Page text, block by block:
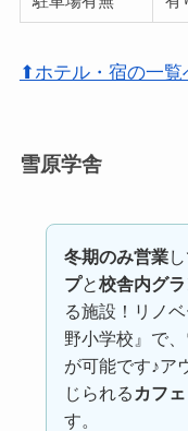
⬆ホテル・宿の一覧
雪原学舎
冬期のみ営業
プと校舎内グ
る施設！リノ
野小学校』で
が可能です♪ア
じられる カフェ
す。